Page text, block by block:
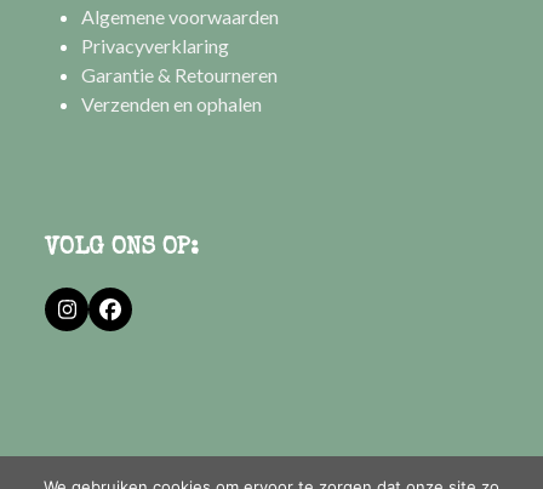
Algemene voorwaarden
Privacyverklaring
Garantie & Retourneren
Verzenden en ophalen
VOLG ONS OP:
InstagramFacebook